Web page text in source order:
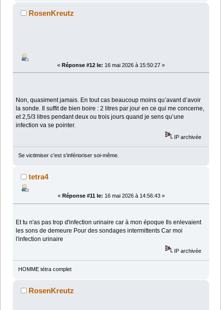
RosenKreutz
« Réponse #12 le: 16 mai 2026 à 15:50:27 »
Non, quasiment jamais. En tout cas beaucoup moins qu’avant d’avoir
la sonde. Il suffit de bien boire : 2 litres par jour en ce qui me concerne,
et 2,5/3 litres pendant deux ou trois jours quand je sens qu’une
infection va se pointer.
IP archivée
Se victimiser c'est s'inférioriser soi-même.
tetra4
« Réponse #11 le: 16 mai 2026 à 14:56:43 »
Et tu n'as pas trop d'infection urinaire car à mon époque Ils enlevaient
les sons de demeure Pour des sondages intermittents Car moi
l'infection urinaire
IP archivée
HOMME tétra complet
RosenKreutz